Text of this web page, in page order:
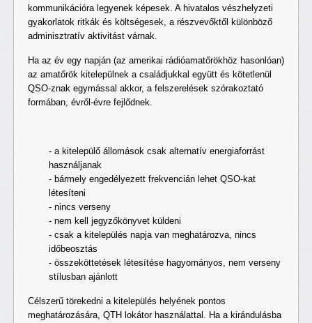
kommunikációra legyenek képesek. A hivatalos vészhelyzeti
gyakorlatok ritkák és költségesek, a részvevőktől különböző
adminisztratív aktivitást várnak.
Ha az év egy napján (az amerikai rádióamatőrökhöz hasonlóan)
az amatőrök kitelepülnek a családjukkal együtt és kötetlenül
QSO-znak egymással akkor, a felszerelések szórakoztató
formában, évről-évre fejlődnek.
- a kitelepülő állomások csak alternatív energiaforrást
használjanak
- bármely engedélyezett frekvencián lehet QSO-kat
létesíteni
- nincs verseny
- nem kell jegyzőkönyvet küldeni
- csak a kitelepülés napja van meghatározva, nincs
időbeosztás
- összeköttetések létesítése hagyományos, nem verseny
stílusban ajánlott
Célszerű törekedni a kitelepülés helyének pontos
meghatározására, QTH lokátor használattal. Ha a kirándulásba